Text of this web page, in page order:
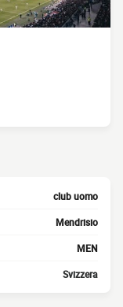
club uomo
Mendrisio
MEN
Svizzera